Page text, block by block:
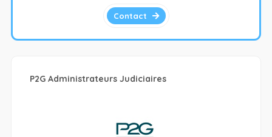
Contact
P2G Administrateurs Judiciaires